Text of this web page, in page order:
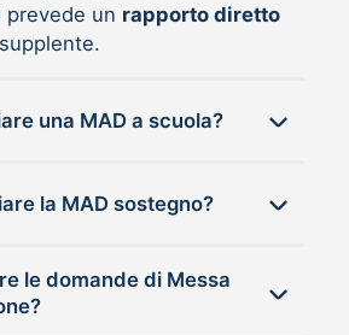
un rapporto diretto
Chi può inviare una MAD a scuola?
la MAD sostegno?
le domande di Messa